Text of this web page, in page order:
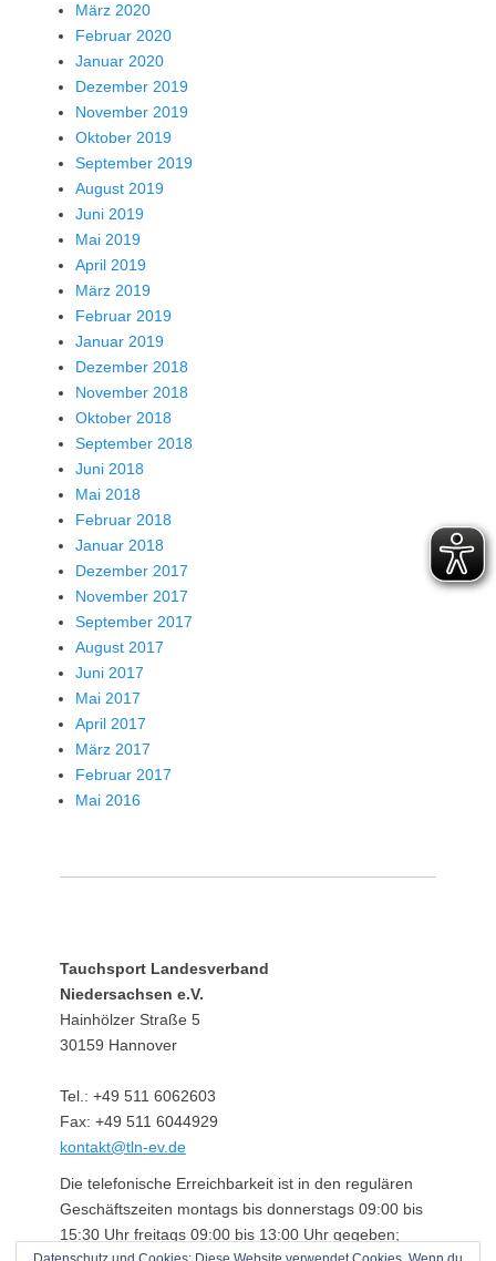
März 2020
Februar 2020
Januar 2020
Dezember 2019
November 2019
Oktober 2019
September 2019
August 2019
Juni 2019
Mai 2019
April 2019
März 2019
Februar 2019
Januar 2019
Dezember 2018
November 2018
Oktober 2018
September 2018
Juni 2018
Mai 2018
Februar 2018
Januar 2018
Dezember 2017
November 2017
September 2017
August 2017
Juni 2017
Mai 2017
April 2017
März 2017
Februar 2017
Mai 2016
Tauchsport Landesverband
Niedersachsen e.V.
Hainhölzer Straße 5
30159 Hannover
Tel.: +49 511 6062603
Fax: +49 511 6044929
kontakt@tln-ev.de
Die telefonische Erreichbarkeit ist in den regulären
Geschäftszeiten montags bis donnerstags 09:00 bis
15:30 Uhr freitags 09:00 bis 13:00 Uhr gegeben;